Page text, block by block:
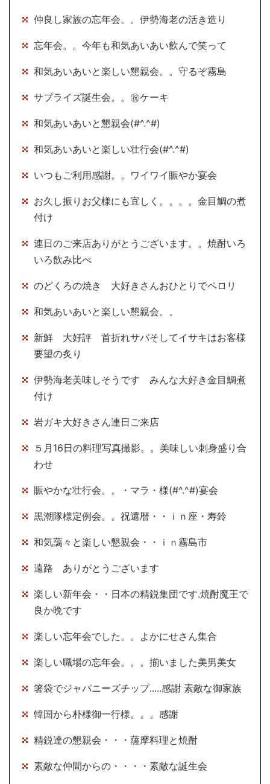
仲良し家族の忘年会。。伊勢海老の活き造り
忘年会。。今年も和気あいあい飲んで笑って
和気あいあいと楽しい懇親会。。守るぞ霧島
サプライズ誕生会。。㊗ケーキ
和気あいあいと懇親会(#^.^#)
和気あいあいと楽しい壮行会(#^.^#)
いつもご利用感謝。。ワイワイ賑やか宴会
お久し振りお父様にも宜しく。。。。金目鯛の煮
付け
連日のご来店ありがとうございます。。焼酎いろ
いろ飲み比べ
のどくろの焼き 大好きさんおひとりでペロリ
和気あいあいと楽しい懇親会。。
新鮮 大好評 首折れサバそしてイサキはお客様
要望の炙り
伊勢海老美味しそうです みんな大好き金目鯛煮
付け
岩ガキ大好きさん連日ご来店
５月16日の料理写真撮影。。美味しい刺身盛り合
わせ
賑やかな壮行会。。・マラ・様(#^.^#)宴会
黒潮隊様定例会。。祝還暦・・ｉｎ座・寿鈴
和気藹々と楽しい懇親会・・ｉｎ霧島市
遠路 ありがとうございます
楽しい新年会・・日本の精鋭集団です.焼酎魔王で
良か晩です
楽しい忘年会でした。。よかにせさん集合
楽しい職場の忘年会。。。揃いました美男美女
箸袋でジャパニーズチップ.....感謝 素敵な御家族
韓国から朴様御一行様。。。感謝
精鋭達の懇親会・・・薩摩料理と焼酎
素敵な仲間からの・・・・素敵な誕生会